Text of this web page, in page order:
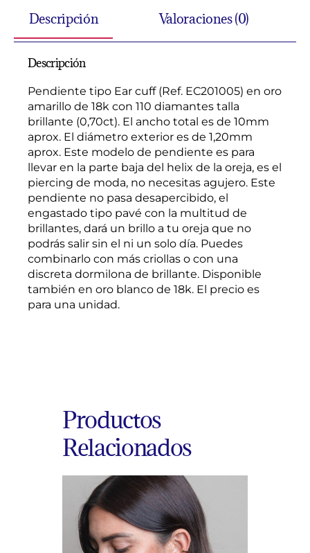
Descripción Valoraciones (0)
Descripción
Pendiente tipo Ear cuff (Ref. EC201005) en oro
amarillo de 18k con 110 diamantes talla
brillante (0,70ct). El ancho total es de 10mm
aprox. El diámetro exterior es de 1,20mm
aprox. Este modelo de pendiente es para
llevar en la parte baja del helix de la oreja, es el
piercing de moda, no necesitas agujero. Este
pendiente no pasa desapercibido, el
engastado tipo pavé con la multitud de
brillantes, dará un brillo a tu oreja que no
podrás salir sin el ni un solo día. Puedes
combinarlo con más criollas o con una
discreta dormilona de brillante. Disponible
también en oro blanco de 18k. El precio es
para una unidad.
Productos
Relacionados